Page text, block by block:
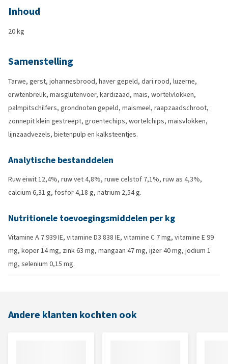
Inhoud
20 kg
Samenstelling
Tarwe, gerst, johannesbrood, haver gepeld, dari rood, luzerne,
erwtenbreuk, maisglutenvoer, kardizaad, mais, wortelvlokken,
palmpitschilfers, grondnoten gepeld, maismeel, raapzaadschroot,
zonnepit klein gestreept, groentechips, wortelchips, maisvlokken,
lijnzaadvezels, bietenpulp en kalksteentjes.
Analytische bestanddelen
Ruw eiwit 12,4%, ruw vet 4,8%, ruwe celstof 7,1%, ruw as 4,3%,
calcium 6,31 g, fosfor 4,18 g, natrium 2,54 g.
Nutritionele toevoegingsmiddelen per kg
Vitamine A 7.939 IE, vitamine D3 838 IE, vitamine C 7 mg, vitamine E 99
mg, koper 14 mg, zink 63 mg, mangaan 47 mg, ijzer 40 mg, jodium 1
mg, selenium 0,15 mg.
Andere klanten kochten ook